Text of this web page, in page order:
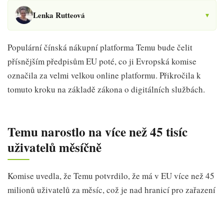
Lenka Rutteová ▾
Populární čínská nákupní platforma Temu bude čelit
přísnějším předpisům EU poté, co ji Evropská komise
označila za velmi velkou online platformu. Přikročila k
tomuto kroku na základě zákona o digitálních službách.
Temu narostlo na více než 45 tisíc
uživatelů měsíčně
Komise uvedla, že Temu potvrdilo, že má v EU více než 45
milionů uživatelů za měsíc, což je nad hranicí pro zařazení